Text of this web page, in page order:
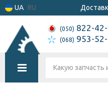
UA RU
(050) 822-
(068) 953-